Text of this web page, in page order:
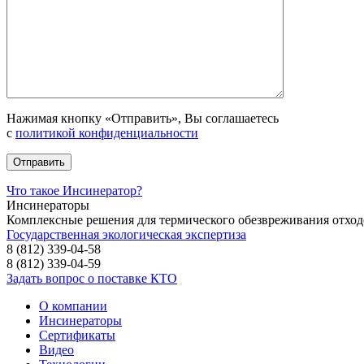
Нажимая кнопку «Отправить», Вы соглашаетесь
с политикой конфиденциальности
Что такое Инсинератор?
Инсинераторы
Комплексные решения для термического обезвреживания
Государственная экологическая экспертиза
8 (812) 339-04-58
8 (812) 339-04-59
Задать вопрос о поставке КТО
О компании
Инсинераторы
Сертификаты
Видео